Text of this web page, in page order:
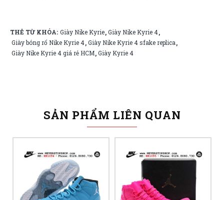
THẺ TỪ KHÓA: Giày Nike Kyrie,Giày Nike Kyrie 4,
Giày bóng rổ Nike Kyrie 4,Giày Nike Kyrie 4 sfake replica,
Giày Nike Kyrie 4 giá rẻ HCM,Giày Kyrie 4
SẢN PHẨM LIÊN QUAN